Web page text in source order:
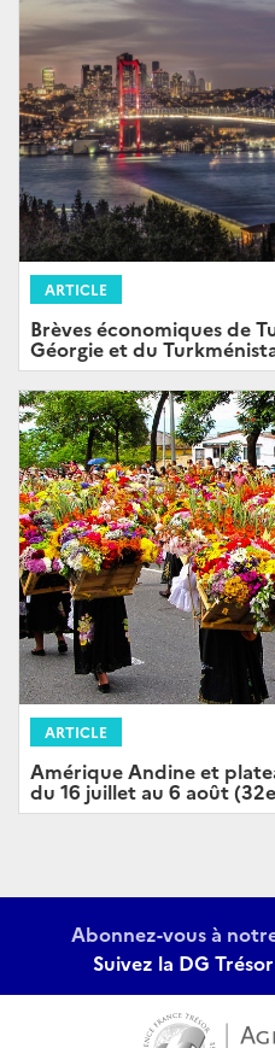
ARTICLE
Brèves économiques de
Géorgie et du
ARTICLE
Amérique Andine et
du 16 juillet au 6 août
Abonnez-vous à
Suivez la DG